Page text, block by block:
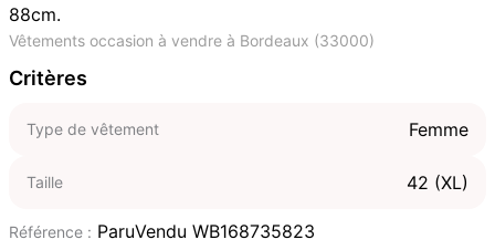
88cm.
Vêtements occasion à vendre à Bordeaux (33000)
Critères
Type de vêtement Femme
Taille 42 (XL)
Référence : ParuVendu WB168735823